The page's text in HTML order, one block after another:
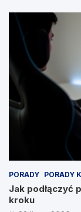
PORADY PORADY
Jak podłączyć
kroku